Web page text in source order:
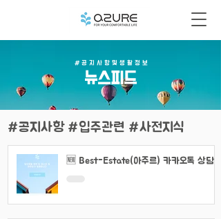
# 공 지 사 항 및 생 활 정 보
​뉴스피드
#공지사항 #입주관련 #사전지식
🆕 Best-Estate(아주르) 카카오톡 상담